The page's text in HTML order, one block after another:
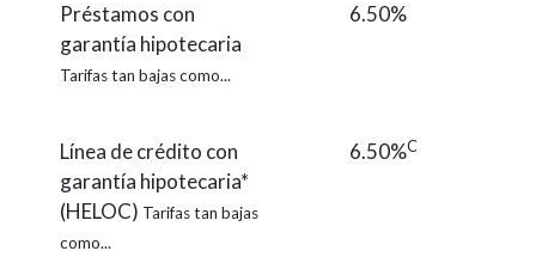
Préstamos con
garantía hipotecaria
Tarifas tan bajas como...
6.50%
Línea de crédito con
garantía hipotecaria*
(HELOC) Tarifas tan bajas
como...
6.50%C